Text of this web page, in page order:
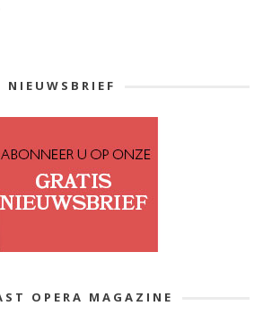
NIEUWSBRIEF
OPERA MAGAZINE